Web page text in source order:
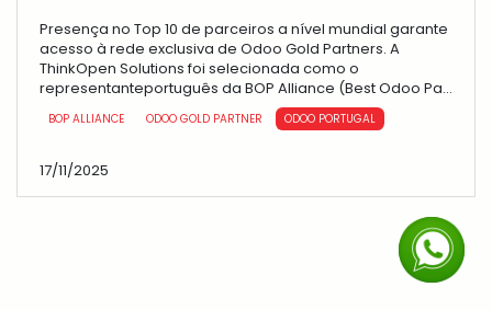
Presença no Top 10 de parceiros a nível mundial garante
acesso à rede exclusiva de Odoo Gold Partners. A
ThinkOpen Solutions foi selecionada como o
representanteportuguês da BOP Alliance (Best Odoo Pa...
BOP ALLIANCE ODOO GOLD PARTNER ODOO PORTUGAL
17/11/2025